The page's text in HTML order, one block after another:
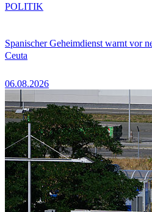
Spanischer Geheimdienst warnt vor
Ceuta
06.08.2026
POLITIK